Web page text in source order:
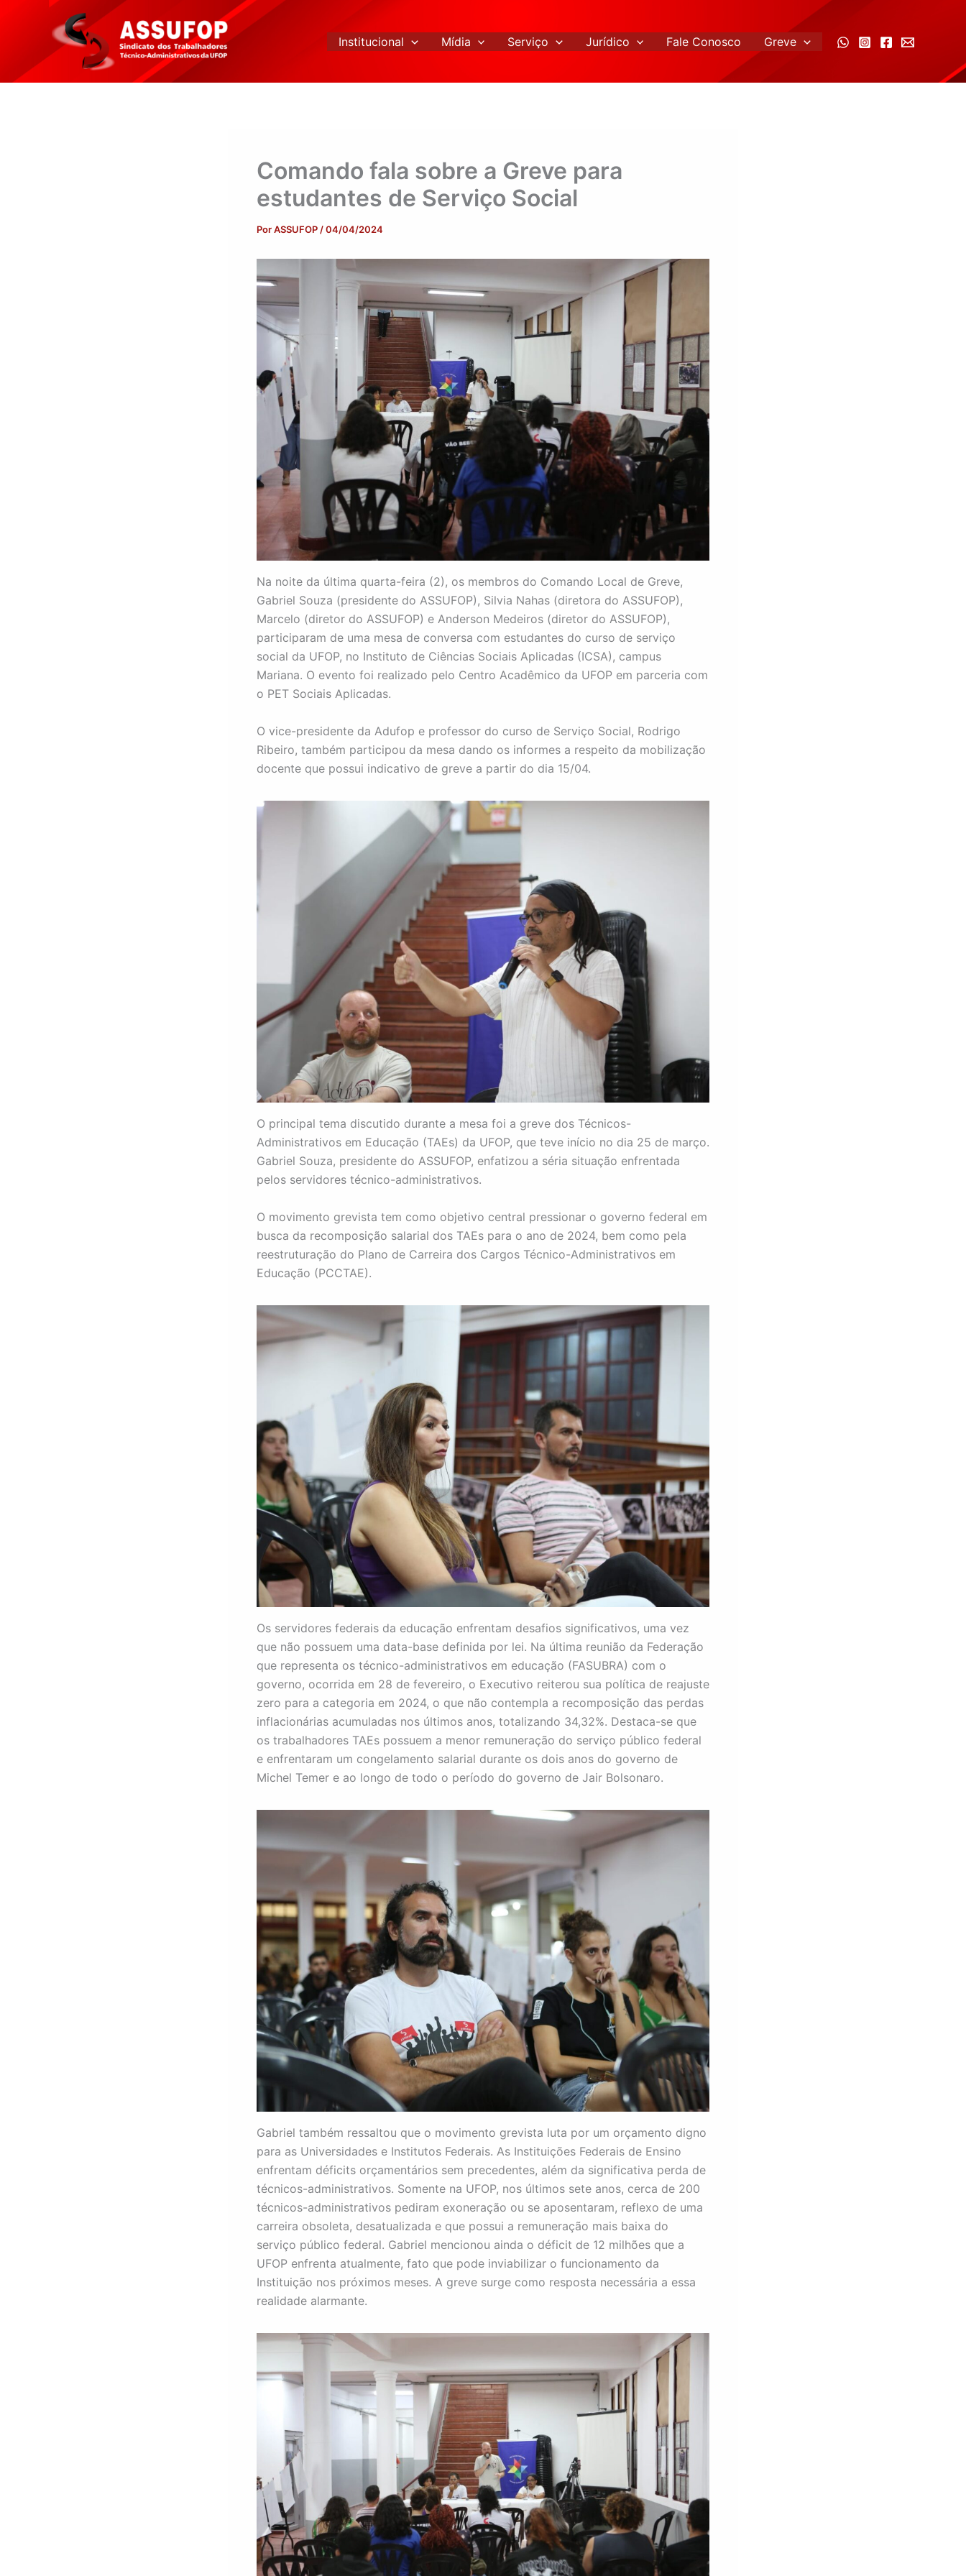
conteúdo
Institucional Mídia Serviço Jurídico Fale Conosco Greve
Comando fala sobre a Greve para
estudantes de Serviço Social
PorASSUFOP /04/04/2024
Na noite da última quarta-feira (2), os membros do Comando Local de Greve,
Gabriel Souza (presidente do ASSUFOP), Silvia Nahas (diretora do ASSUFOP),
Marcelo (diretor do ASSUFOP) e Anderson Medeiros (diretor do ASSUFOP),
participaram de uma mesa de conversa com estudantes do curso de serviço
social da UFOP, no Instituto de Ciências Sociais Aplicadas (ICSA), campus
Mariana. O evento foi realizado pelo Centro Acadêmico da UFOP em parceria com
o PET Sociais Aplicadas.
O vice-presidente da Adufop e professor do curso de Serviço Social, Rodrigo
Ribeiro, também participou da mesa dando os informes a respeito da mobilização
docente que possui indicativo de greve a partir do dia 15/04.
O principal tema discutido durante a mesa foi a greve dos Técnicos-
Administrativos em Educação (TAEs) da UFOP, que teve início no dia 25 de março.
Gabriel Souza, presidente do ASSUFOP, enfatizou a séria situação enfrentada
pelos servidores técnico-administrativos.
O movimento grevista tem como objetivo central pressionar o governo federal em
busca da recomposição salarial dos TAEs para o ano de 2024, bem como pela
reestruturação do Plano de Carreira dos Cargos Técnico-Administrativos em
Educação (PCCTAE).
Os servidores federais da educação enfrentam desafios significativos, uma vez
que não possuem uma data-base definida por lei. Na última reunião da Federação
que representa os técnico-administrativos em educação (FASUBRA) com o
governo, ocorrida em 28 de fevereiro, o Executivo reiterou sua política de reajuste
zero para a categoria em 2024, o que não contempla a recomposição das perdas
inflacionárias acumuladas nos últimos anos, totalizando 34,32%. Destaca-se que
os trabalhadores TAEs possuem a menor remuneração do serviço público federal
e enfrentaram um congelamento salarial durante os dois anos do governo de
Michel Temer e ao longo de todo o período do governo de Jair Bolsonaro.
Gabriel também ressaltou que o movimento grevista luta por um orçamento digno
para as Universidades e Institutos Federais. As Instituições Federais de Ensino
enfrentam déficits orçamentários sem precedentes, além da significativa perda de
técnicos-administrativos. Somente na UFOP, nos últimos sete anos, cerca de 200
técnicos-administrativos pediram exoneração ou se aposentaram, reflexo de uma
carreira obsoleta, desatualizada e que possui a remuneração mais baixa do
serviço público federal. Gabriel mencionou ainda o déficit de 12 milhões que a
UFOP enfrenta atualmente, fato que pode inviabilizar o funcionamento da
Instituição nos próximos meses. A greve surge como resposta necessária a essa
realidade alarmante.